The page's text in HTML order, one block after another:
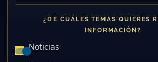
¿DE CUÁLES TEMAS QUIERES
INFORMACIÓN?
Noticias